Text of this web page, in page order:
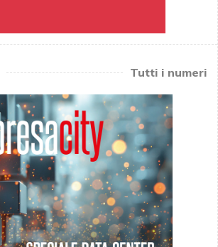
Tutti i numeri